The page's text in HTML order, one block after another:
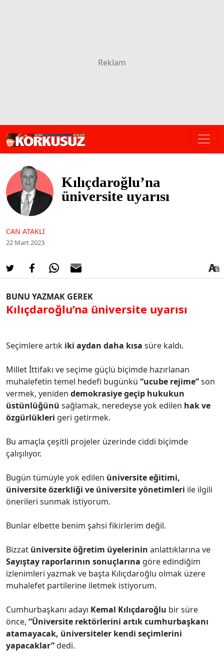
Kılıçdaroğlu’na
üniversite uyarısı
CAN ATAKLI
22 Mart 2023
BUNU YAZMAK GEREK
Kılıçdaroğlu’na üniversite uyarısı
Seçimlere artık iki aydan daha kısa süre kaldı.
Millet İttifakı ve seçime güçlü biçimde hazırlanan
muhalefetin temel hedefi bugünkü “ucube rejime”son
vermek, yeniden demokrasiye geçip hukukun
üstünlüğünü sağlamak, neredeyse yok edilen hak ve
özgürlükleri geri getirmek.
Bu amaçla çeşitli projeler üzerinde ciddi biçimde
çalışılıyor.
Bugün tümüyle yok edilen üniversite eğitimi,
üniversite özerkliği ve üniversite yönetimleri ile ilgili
önerileri sunmak istiyorum.
Bunlar elbette benim şahsi fikirlerim değil.
Bizzat üniversite öğretim üyelerinin anlattıklarına ve
Sayıştay raporlarının sonuçlarına göre edindiğim
izlenimleri yazmak ve başta Kılıçdaroğlu olmak üzere
muhalefet partilerine iletmek istiyorum.
Cumhurbaşkanı adayı Kemal Kılıçdaroğlu bir süre
önce, “Üniversite rektörlerini artık cumhurbaşkanı
atamayacak, üniversiteler kendi seçimlerini
yapacaklar”dedi.